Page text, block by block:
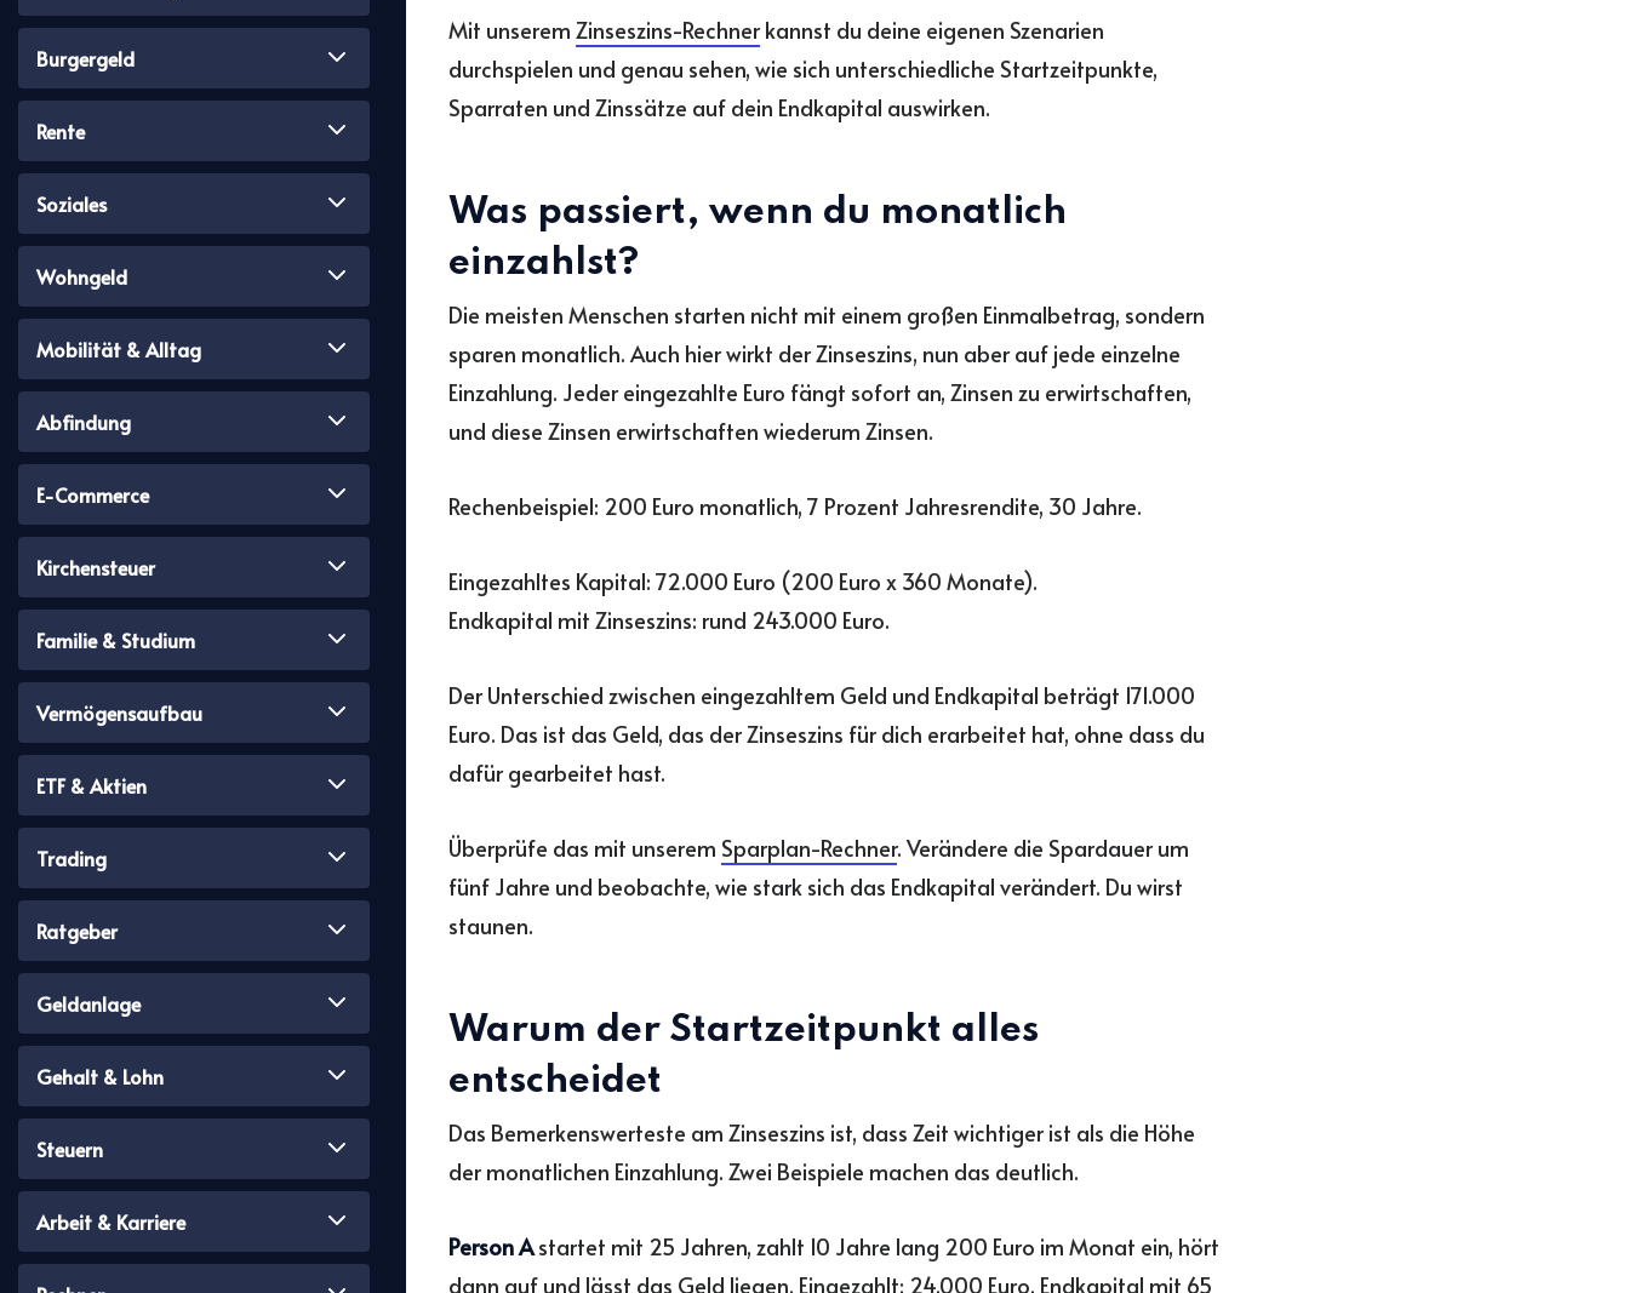
Burgergeld
Rente
Soziales
Wohngeld
Mobilität & Alltag
Abfindung
E-Commerce
Kirchensteuer
Familie & Studium
Vermögensaufbau
ETF & Aktien
Trading
Ratgeber
Geldanlage
Gehalt & Lohn
Steuern
Arbeit & Karriere
Mit unserem Zinseszins-Rechnerkannst du deine eigenen Szenarien
durchspielen und genau sehen, wie sich unterschiedliche Startzeitpunkte,
Sparraten und Zinssätze auf dein Endkapital auswirken.
Was passiert, wenn du monatlich
einzahlst?
Die meisten Menschen starten nicht mit einem großen Einmalbetrag, sondern
sparen monatlich. Auch hier wirkt der Zinseszins, nun aber auf jede einzelne
Einzahlung. Jeder eingezahlte Euro fängt sofort an, Zinsen zu erwirtschaften,
und diese Zinsen erwirtschaften wiederum Zinsen.
Rechenbeispiel: 200 Euro monatlich, 7 Prozent Jahresrendite, 30 Jahre.
Eingezahltes Kapital: 72.000 Euro (200 Euro x 360 Monate).
Endkapital mit Zinseszins: rund 243.000 Euro.
Der Unterschied zwischen eingezahltem Geld und Endkapital beträgt 171.000
Euro. Das ist das Geld, das der Zinseszins für dich erarbeitet hat, ohne dass du
dafür gearbeitet hast.
Überprüfe das mit unserem Sparplan-Rechner. Verändere die Spardauer um
fünf Jahre und beobachte, wie stark sich das Endkapital verändert. Du wirst
staunen.
Warum der Startzeitpunkt alles
entscheidet
Das Bemerkenswerteste am Zinseszins ist, dass Zeit wichtiger ist als die Höhe
der monatlichen Einzahlung. Zwei Beispiele machen das deutlich.
Person Astartet mit 25 Jahren, zahlt 10 Jahre lang 200 Euro im Monat ein, hört
dann auf und lässt das Geld liegen. Eingezahlt: 24.000 Euro. Endkapital mit 65